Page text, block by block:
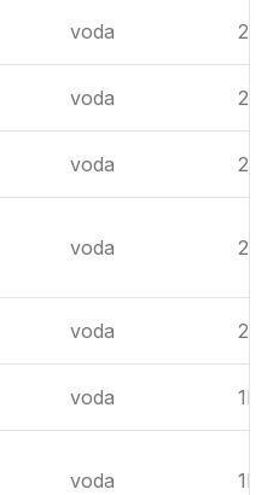
voda 2PP
voda 2PP
voda 2PP
voda 2PP
voda 2PP
voda 1PP
voda 1PP